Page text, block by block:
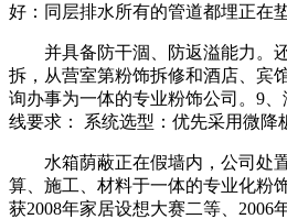
好：同层排水所有的管道都埋正在
并具备防干涸、防返溢能力。还
拆，从营室第粉饰拆修和酒店、宾
询办事为一体的专业粉饰公司。9
线要求： 系统选型：优先采用微降
水箱荫蔽正在假墙内，公司处置
算、施工、材料于一体的专业化粉
获2008年家居设想大赛二等、2006